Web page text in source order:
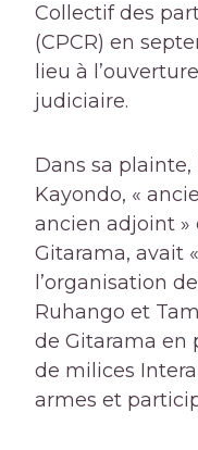
Collectif des
(CPCR) en
lieu à
judiciaire.
Dans sa
Kayondo, «
ancien adjoint »
Gitarama, avait
l’organisation
Ruhango et
de Gitarama
de milices
armes et